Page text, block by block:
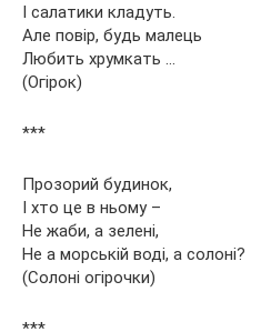
І салатики кладуть.
Але повір, будь малець
Любить хрумкать …
(Огірок)
***
Прозорий будинок,
І хто це в ньому –
Не жаби, а зелені,
Не а морській воді, а солоні?
(Солоні огірочки)